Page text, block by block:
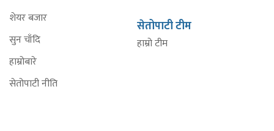
शेयर बजार
सुन चाँदि
हाम्रोबारे
सेतोपाटी नीति
सेतोपाटी टीम
हाम्रो टीम